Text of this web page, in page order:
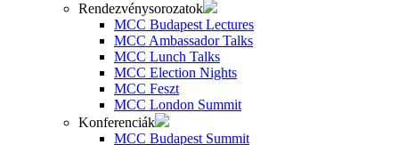
Rendezvénysorozatok
MCC Budapest Lectures
MCC Ambassador Talks
MCC Lunch Talks
MCC Election Nights
MCC Feszt
MCC London Summit
Konferenciák
MCC Budapest Summit